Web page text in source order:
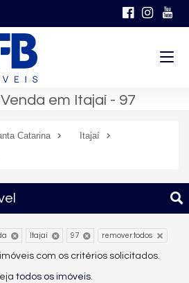
em Itajaí - 97
Catarina
Itajaí
Itajaí 97 remover todos
com os critérios solicitados.
todos os imóveis.